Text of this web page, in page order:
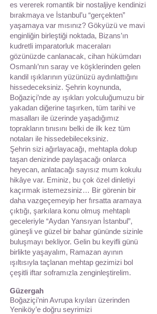
es vererek romantik bir nostaljiye kendinizi
bırakmaya ve İstanbul’u “gerçekten”
yaşamaya var mısınız? Gökyüzü ve mavi
enginliğin birleştiği noktada, Bizans’ın
kudretli imparatorluk maceraları
gözünüzde canlanacak, cihan hükümdarı
Osmanlı’nın saray ve köşklerinden gelen
kandil ışıklarının yüzünüzü aydınlattığını
hissedeceksiniz. Şehrin koynunda,
Boğaziçi’nde ay ışıkları yolculuğumuzu bir
yakadan diğerine taşırken, tüm tarihi ve
masalları ile üzerinde yaşadığımız
toprakların tınısını belki de ilk kez tüm
notaları ile hissedebileceksiniz.
Şehrin sizi ağırlayacağı, mehtapla dolup
taşan denizinde paylaşacağı onlarca
heyecan, anlatacağı sayısız mum kokulu
hikâye var. Eminiz, bu çok özel dinletiyi
kaçırmak istemezsiniz… Bir görenin bir
daha vazgeçemeyip her fırsatta aramaya
çıktığı, şarkılara konu olmuş mehtaplı
geceleriyle “Aydan Yansıyan İstanbul”,
güneşli ve güzel bir bahar gününde sizinle
buluşmayı bekliyor. Gelin bu keyifli günü
birlikte yaşayalım, Ramazan ayının
ışıltısıyla taçlanan mehtap gezimizi bol
çeşitli iftar soframızla zenginleştirelim.
Güzergah
Boğaziçi’nin Avrupa kıyıları üzerinden
Yeniköy’e doğru seyrimizi